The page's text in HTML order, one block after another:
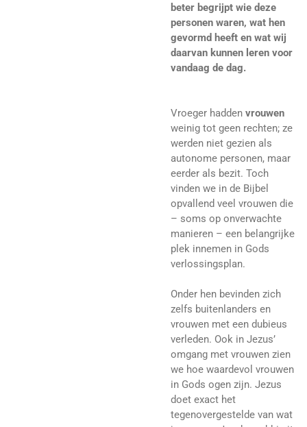
beter begrijpt wie deze
personen waren, wat hen
gevormd heeft en wat wij
daarvan kunnen leren voor
vandaag de dag.
Vroeger hadden vrouwen
weinig tot geen rechten; ze
werden niet gezien als
autonome personen, maar
eerder als bezit. Toch
vinden we in de Bijbel
opvallend veel vrouwen die
– soms op onverwachte
manieren – een belangrijke
plek innemen in Gods
verlossingsplan.
Onder hen bevinden zich
zelfs buitenlanders en
vrouwen met een dubieus
verleden. Ook in Jezus’
omgang met vrouwen zien
we hoe waardevol vrouwen
in Gods ogen zijn. Jezus
doet exact het
tegenovergestelde van wat